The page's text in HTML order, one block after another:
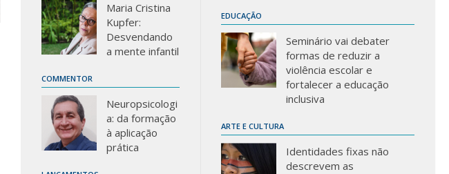
EDUCAÇÃO
Seminário vai debater
formas de reduzir a
violência escolar e
fortalecer a educação
inclusiva
ARTE E CULTURA
Identidades fixas não
descrevem as
Maria Cristina
Kupfer:
Desvendando
a mente infantil
COMMENTOR
Neuropsicologi
a: da formação
à aplicação
prática